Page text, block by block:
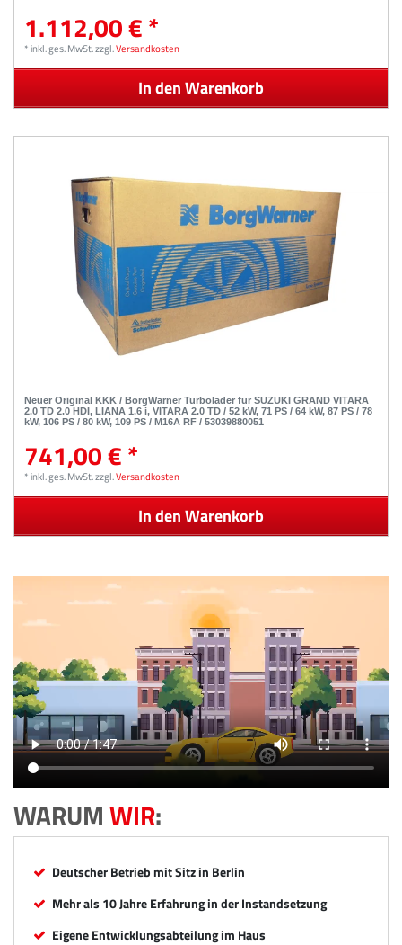
1.112,00 € *
*inkl. ges. MwSt.zzgl.Versandkosten
In den Warenkorb
Neuer Original KKK / BorgWarner Turbolader für SUZUKI GRAND VITARA
2.0 TD 2.0 HDI, LIANA 1.6 i, VITARA 2.0 TD / 52 kW, 71 PS / 64 kW, 87 PS / 78
kW, 106 PS / 80 kW, 109 PS / M16A RF / 53039880051
741,00 € *
*inkl. ges. MwSt.zzgl.Versandkosten
In den Warenkorb
WARUMWIR:
Deutscher Betrieb mit Sitz in Berlin
Mehr als 10 Jahre Erfahrung in der Instandsetzung
Eigene Entwicklungsabteilung im Haus